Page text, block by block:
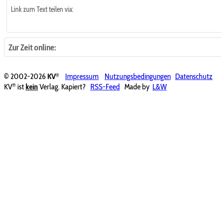
Link zum Text teilen via:
Zur Zeit online:
© 2002-2026KV® Impressum Nutzungsbedingungen Datenschutz
KV® ist kein Verlag. Kapiert? RSS-Feed Made by L&W